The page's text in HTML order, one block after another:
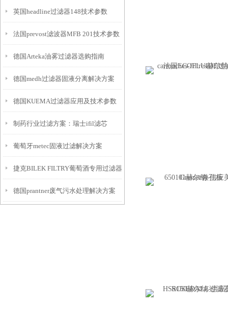
英国headline过滤器148技术参数
法国prevost滤波器MFB 201技术参数
德国Arteka油雾过滤器选购指南
德国medh过滤器固液分离解决方案
德国KUEMA过滤器应用及技术参数
制药行业过滤方案：瑞士ifil滤芯
葡萄牙metec固液过滤解决方案
捷克BILEK FILTRY葡萄酒专用过滤器选购指南
德国prantner废气污水处理解决方案